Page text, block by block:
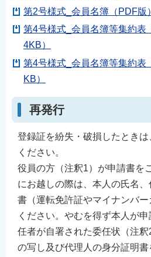
第2号様式_会員名簿（PDF版
第4号様式_会員名簿等集約表
4KB）
第4号様式_会員名簿等集約表
KB）
再発行
登録証を紛失・破損したとき
ください。
役員の方（注釈1）が申請書を
にお越しの際は、本人の氏名
書（運転免許証やマイナンバ
ください。やむを得ず本人が
任者が自署された委任状（注
の写し及び代理人の身分証明書